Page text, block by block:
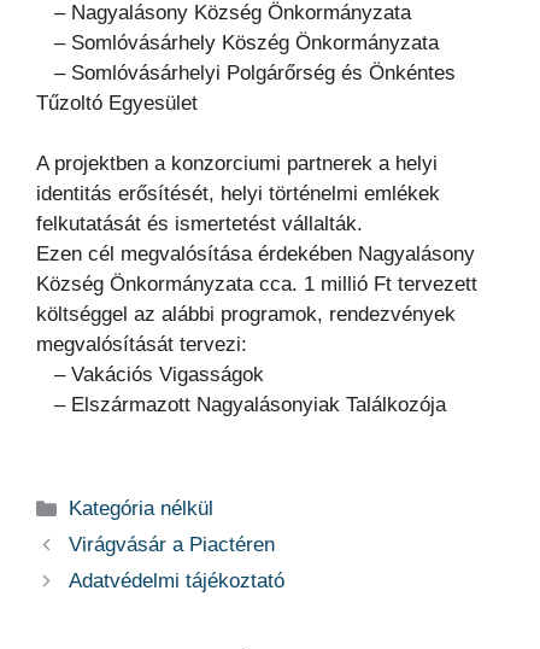
– Nagyalásony Község Önkormányzata
– Somlóvásárhely Köszég Önkormányzata
– Somlóvásárhelyi Polgárőrség és Önkéntes
Tűzoltó Egyesület
A projektben a konzorciumi partnerek a helyi
identitás erősítését, helyi történelmi emlékek
felkutatását és ismertetést vállalták.
Ezen cél megvalósítása érdekében Nagyalásony
Község Önkormányzata cca. 1 millió Ft tervezett
költséggel az alábbi programok, rendezvények
megvalósítását tervezi:
– Vakációs Vigasságok
– Elszármazott Nagyalásonyiak Találkozója
Kategória
Kategória nélkül
Virágvásár a Piactéren
Adatvédelmi tájékoztató